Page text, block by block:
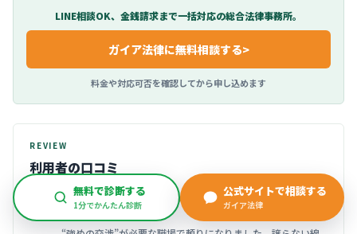
LINE相談OK、金銭請求まで一括対応の総合法律事務所。
ガイア法律に無料相談する>
料金や対応可否を確認してから申し込めます
REVIEW
利用者の口コミ
30代・建設・正社員 4.7
無料で診断する
1分でかんたん診断
公式サイトで相談する
ガイア法律